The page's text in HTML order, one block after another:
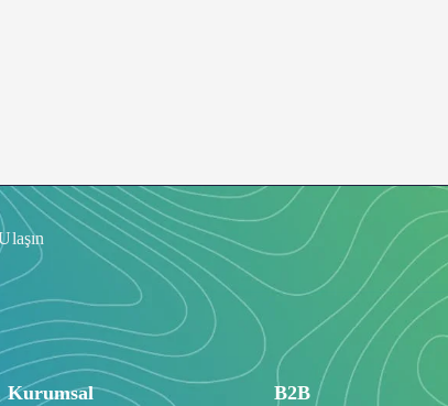
Kurumsal B2B